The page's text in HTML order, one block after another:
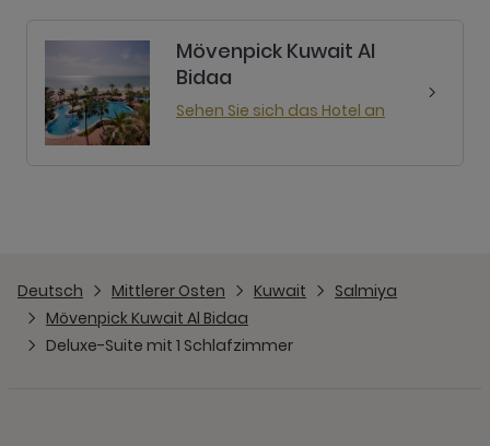
Mövenpick Kuwait Al
Bidaa
Sehen Sie sich das Hotel an
Deutsch Mittlerer Osten Kuwait
Salmiya
Mövenpick Kuwait Al Bidaa
Deluxe-Suite mit 1 Schlafzimmer